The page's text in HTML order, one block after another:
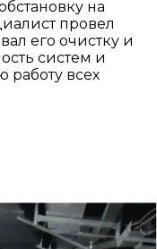
на
провел
его очистку и
систем и
работу всех